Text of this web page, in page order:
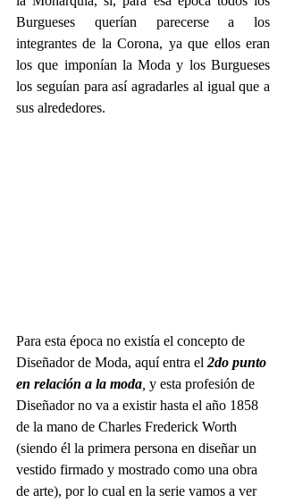
Burgueses querían parecerse a los
integrantes de la Corona, ya que ellos eran
los que imponían la Moda y los Burgueses
los seguían para así agradarles al igual que a
sus alrededores.
Para esta época no existía el concepto de
Diseñador de Moda, aquí entra el 2do punto
en relación a la moda y esta profesión de
Diseñador no va a existir hasta el año 1858
de la mano de Charles Frederick Worth
(siendo él la primera persona en diseñar un
vestido firmado y mostrado como una obra
de arte), por lo cual en la serie vamos a ver